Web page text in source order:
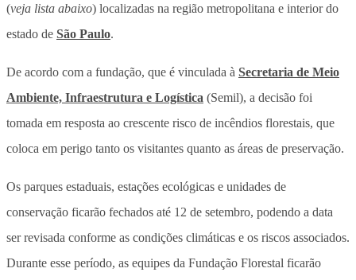
(veja lista abaixo) localizadas na região metropolitana e interior do
estado de São Paulo.
De acordo com a fundação, que é vinculada à Secretaria de Meio
Ambiente, Infraestrutura e Logística (Semil), a decisão foi
tomada em resposta ao crescente risco de incêndios florestais, que
coloca em perigo tanto os visitantes quanto as áreas de preservação.
Os parques estaduais, estações ecológicas e unidades de
conservação ficarão fechados até 12 de setembro, podendo a data
ser revisada conforme as condições climáticas e os riscos associados.
Durante esse período, as equipes da Fundação Florestal ficarão